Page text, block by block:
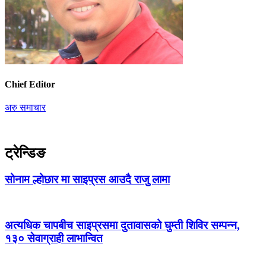
Chief Editor
अरु समाचार
ट्रेन्डिङ
सोनाम ल्होछार मा साइप्रस आउदै राजु लामा
अत्यधिक चापबीच साइप्रसमा दुतावासको घुम्ती शिविर सम्पन्न,
१३० सेवाग्राही लाभान्वित